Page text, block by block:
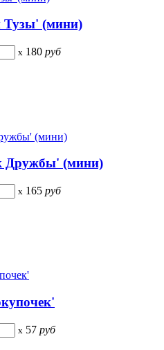
Тузы' (мини)
x 180 руб
Дружбы' (мини)
x 165 руб
x 57 руб